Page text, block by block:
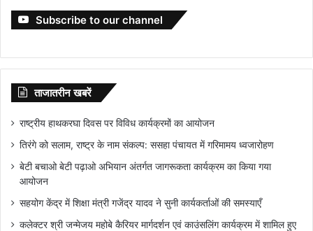
Subscribe to our channel
ताजातरीन खबरें
राष्ट्रीय हाथकरघा दिवस पर विविध कार्यक्रमों का आयोजन
तिरंगे को सलाम, राष्ट्र के नाम संकल्प: ससहा पंचायत में गरिमामय ध्वजारोहण
बेटी बचाओ बेटी पढ़ाओ अभियान अंतर्गत जागरूकता कार्यक्रम का किया गया
आयोजन
सहयोग केंद्र में शिक्षा मंत्री गजेंद्र यादव ने सुनी कार्यकर्ताओं की समस्याएँ
कलेक्टर श्री जन्मेजय महोबे कैरियर मार्गदर्शन एवं काउंसलिंग कार्यक्रम में शामिल हुए